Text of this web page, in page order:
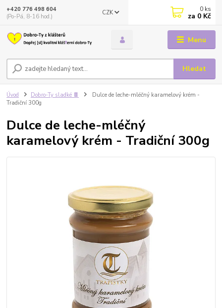
Menu
CZK
Hledat
+420 776 498 604
(Po-Pá, 8-16 hod.)
0 ks
za 0 Kč
Úvod Dobro-Ty sladké 🍫
Dulce de leche-mléčný karamelový krém -
Tradiční 300g
Dulce de leche-mléčný
karamelový krém - Tradiční 300g